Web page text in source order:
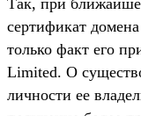
сертификат
только факт его
Limited. О
личности ее